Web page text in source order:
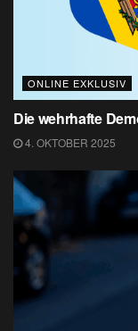
ONLINE EXKLUSIV
Die wehrhafte
4. OKTOBER 2025